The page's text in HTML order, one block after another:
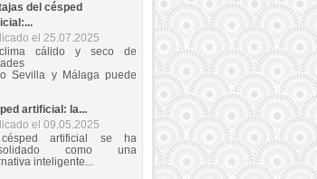
del césped
el 25.07.2025
cálido y seco de
Sevilla y Málaga puede
artificial: la...
el 09.05.2025
artificial se ha
como una
inteligente...